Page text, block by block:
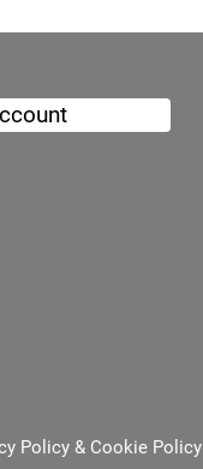
Policy& Cookie Policy